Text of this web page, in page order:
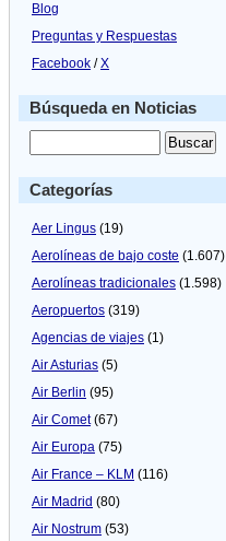
Blog
Preguntas y Respuestas
Facebook /X
Búsqueda en Noticias
Categorías
Aer Lingus (19)
Aerolíneas de bajo coste (1.607)
Aerolíneas tradicionales (1.598)
Aeropuertos (319)
Agencias de viajes (1)
Air Asturias (5)
Air Berlin (95)
Air Comet(67)
Air Europa (75)
Air France – KLM (116)
Air Madrid (80)
Air Nostrum (53)